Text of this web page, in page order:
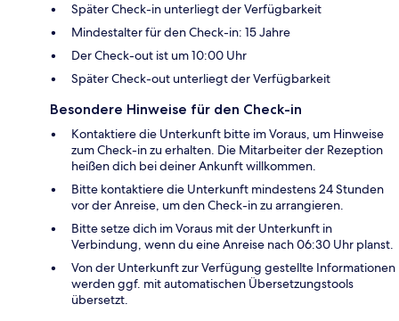
Später Check-in unterliegt der Verfügbarkeit
Mindestalter für den Check-in: 15 Jahre
Der Check-out ist um 10:00 Uhr
Später Check-out unterliegt der Verfügbarkeit
Besondere Hinweise für den Check-in
Kontaktiere die Unterkunft bitte im Voraus, um Hinweise
zum Check-in zu erhalten. Die Mitarbeiter der Rezeption
heißen dich bei deiner Ankunft willkommen.
Bitte kontaktiere die Unterkunft mindestens 24 Stunden
vor der Anreise, um den Check-in zu arrangieren.
Bitte setze dich im Voraus mit der Unterkunft in
Verbindung, wenn du eine Anreise nach 06:30 Uhr planst.
Von der Unterkunft zur Verfügung gestellte Informationen
werden ggf. mit automatischen Übersetzungstools
übersetzt.